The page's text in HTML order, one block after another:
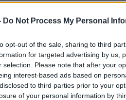
Do Not Process My Personal
opt-out of the sale, sharing to third
for targeted advertising by us,
selection. Please note that after your
interest-based ads based on
to third parties prior to your
of your personal information by